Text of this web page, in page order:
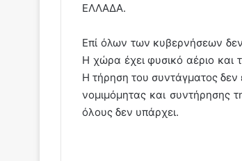
ΕΛΛΑΔΑ.
Επί όλων των κυβερνήσεων
Η χώρα έχει φυσικό αέριο και
Η τήρηση του συντάγματος δεν
νομιμόμητας και συντήρησης
όλους δεν υπάρχει.